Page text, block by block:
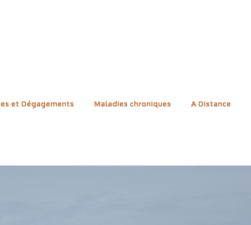
et Dégagements Maladies chroniques A Distance
humain